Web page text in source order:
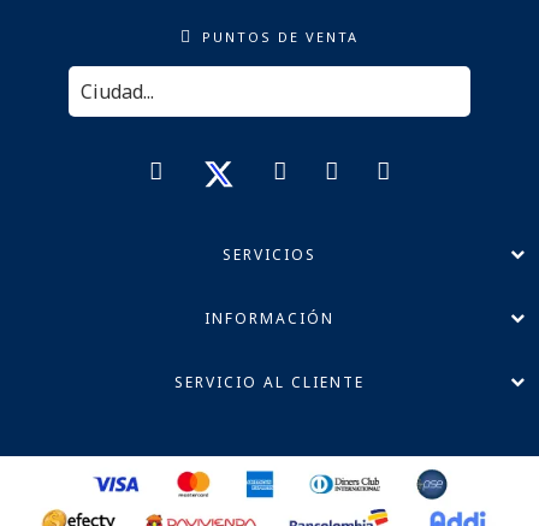
PUNTOS DE VENTA
SERVICIOS
INFORMACIÓN
SERVICIO AL CLIENTE